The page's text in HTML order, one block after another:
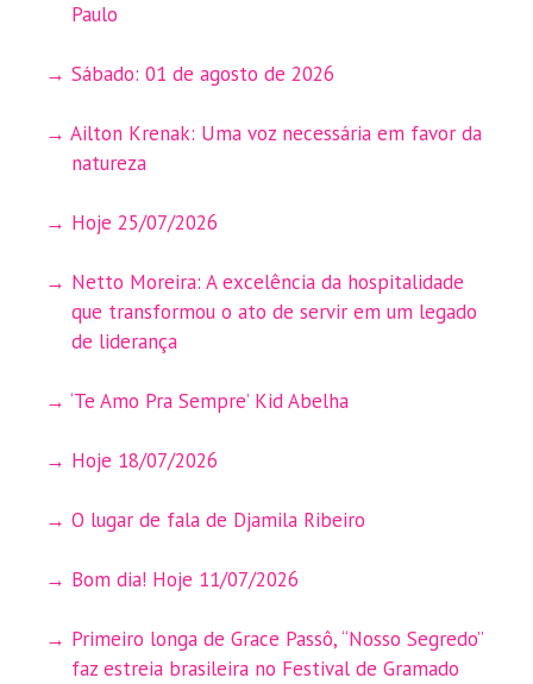
Paulo
Sábado: 01 de agosto de 2026
Ailton Krenak: Uma voz necessária em favor da
natureza
Hoje 25/07/2026
Netto Moreira: A excelência da hospitalidade
que transformou o ato de servir em um legado
de liderança
‘Te Amo Pra Sempre’ Kid Abelha
Hoje 18/07/2026
O lugar de fala de Djamila Ribeiro
Bom dia! Hoje 11/07/2026
Primeiro longa de Grace Passô, “Nosso Segredo”
faz estreia brasileira no Festival de Gramado